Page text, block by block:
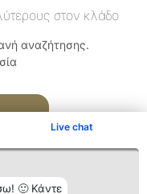
Live chat
🙂 Κάντε
στον κλάδο
αναζήτησης.